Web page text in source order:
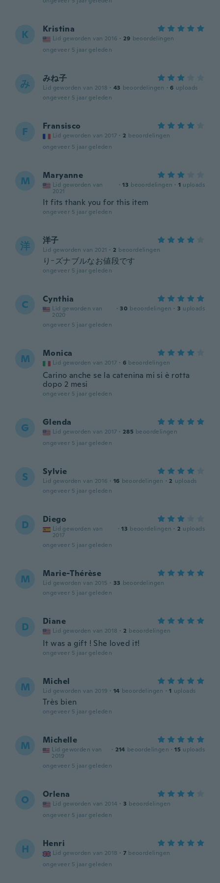
K Kristina
Lid geworden van 2016 · 29 beoordelingen
ongeveer 5 jaar geleden
み みね子
Lid geworden van 2018 · 43 beoordelingen · 6 uploads
ongeveer 5 jaar geleden
F Fransisco
Lid geworden van 2017 · 2 beoordelingen
ongeveer 5 jaar geleden
M Maryanne
Lid geworden van
2021
· 13 beoordelingen · 1 uploads
It fits thank you for this item
ongeveer 5 jaar geleden
洋 洋子
Lid geworden van 2021 · 2 beoordelingen
りｰズナブルなお値段です
ongeveer 5 jaar geleden
C Cynthia
Lid geworden van
2020
· 30 beoordelingen · 3 uploads
ongeveer 5 jaar geleden
M Monica
Lid geworden van 2017 · 6 beoordelingen
Carino anche se la catenina mi si è rotta
dopo 2 mesi
ongeveer 5 jaar geleden
G Glenda
Lid geworden van 2017 · 285 beoordelingen
ongeveer 5 jaar geleden
S Sylvie
Lid geworden van 2016 · 16 beoordelingen · 2 uploads
ongeveer 5 jaar geleden
D Diego
Lid geworden van
2017
· 13 beoordelingen · 2 uploads
ongeveer 5 jaar geleden
M Marie-Thérèse
Lid geworden van 2015 · 33 beoordelingen
ongeveer 5 jaar geleden
D Diane
Lid geworden van 2018 · 2 beoordelingen
It was a gift ! She loved it!
ongeveer 5 jaar geleden
M Michel
Lid geworden van 2019 · 14 beoordelingen · 1 uploads
Très bien
ongeveer 5 jaar geleden
M Michelle
Lid geworden van
2019
· 214 beoordelingen · 15 uploads
ongeveer 5 jaar geleden
O Orlena
Lid geworden van 2014 · 3 beoordelingen
ongeveer 5 jaar geleden
H Henri
Lid geworden van 2018 · 7 beoordelingen
ongeveer 5 jaar geleden